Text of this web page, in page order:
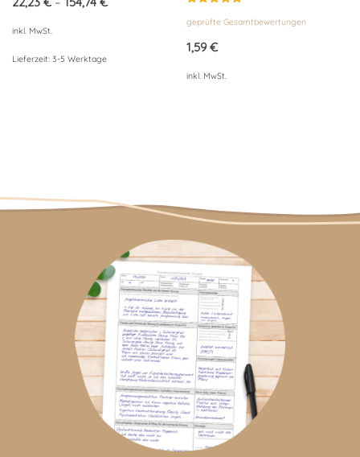
inkl. MwSt.
Lieferzeit: 3-5 Werktage
mit
von 5
geprüfte Gesamtbewertungen
1,59€
inkl. MwSt.